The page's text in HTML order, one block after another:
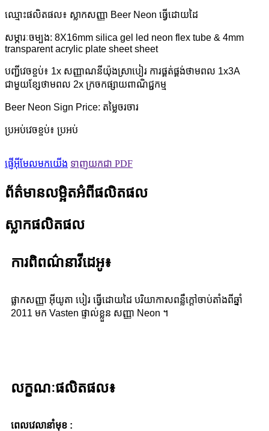
ឈ្មោះផលិតផល៖ ស្លាកសញ្ញា Beer Neon ធ្វើដោយដៃ
សម្ភារៈចម្បង: 8X16mm silica gel led neon flex tube & 4mm
transparent acrylic plate sheet sheet
បញ្ជីវេចខ្ចប់៖ 1x សញ្ញាណនីយ៉ុងស្រាបៀរ ការផ្គត់ផ្គង់ថាមពល 1x3A
ជាមួយខ្សែថាមពល 2x ក្រចកផ្សាយពាណិជ្ជកម្ម
Beer Neon Sign Price: តម្លៃចរចារ
ប្រអប់វេចខ្ចប់៖ ប្រអប់
ផ្ញើអ៊ីមែលមកយើង ទាញយកជា PDF
ព័ត៌មានលម្អិតអំពីផលិតផល
ស្លាកផលិតផល
ការពិពណ៌នាវីដេអូ៖
ផ្លាកសញ្ញា អ៊ីយូតា បៀរ ធ្វើដោយដៃ បរិយាកាសពន្លឺក្តៅចាប់តាំងពីឆ្នាំ
2011 មក Vasten ផ្ទាល់ខ្លួន សញ្ញា Neon ។
លក្ខណៈផលិតផល៖
ពេល​វេលា​នាំ​មុខ :